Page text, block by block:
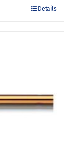
Details